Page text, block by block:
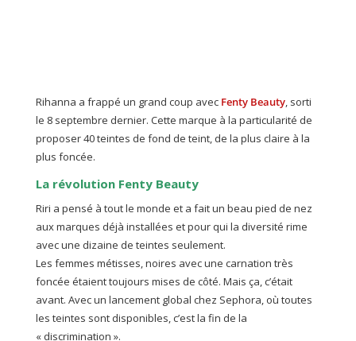
Rihanna a frappé un grand coup avec Fenty Beauty, sorti
le 8 septembre dernier. Cette marque à la particularité de
proposer 40 teintes de fond de teint, de la plus claire à la
plus foncée.
La révolution Fenty Beauty
Riri a pensé à tout le monde et a fait un beau pied de nez
aux marques déjà installées et pour qui la diversité rime
avec une dizaine de teintes seulement.
Les femmes métisses, noires avec une carnation très
foncée étaient toujours mises de côté. Mais ça, c’était
avant. Avec un lancement global chez Sephora, où toutes
les teintes sont disponibles, c’est la fin de la
« discrimination ».